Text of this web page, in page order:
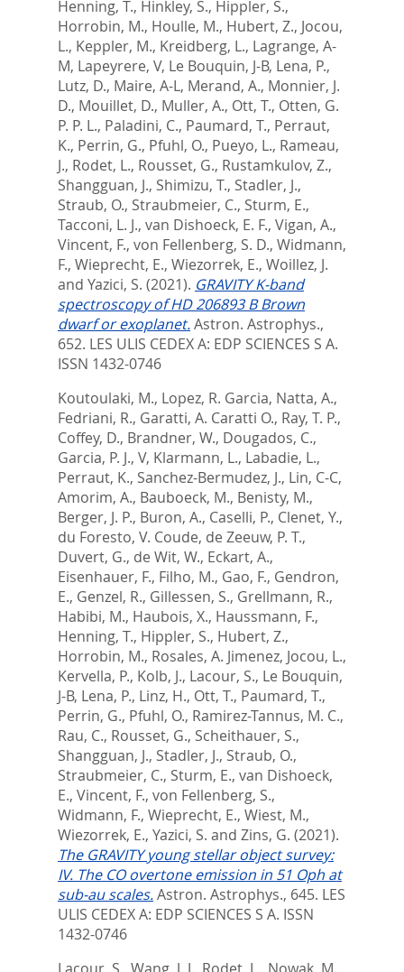
Henning, T., Hinkley, S., Hippler, S.,
Horrobin, M., Houlle, M., Hubert, Z., Jocou,
L., Keppler, M., Kreidberg, L., Lagrange, A-
M, Lapeyrere, V, Le Bouquin, J-B, Lena, P.,
Lutz, D., Maire, A-L, Merand, A., Monnier, J.
D., Mouillet, D., Muller, A., Ott, T., Otten, G.
P. P. L., Paladini, C., Paumard, T., Perraut,
K., Perrin, G., Pfuhl, O., Pueyo, L., Rameau,
J., Rodet, L., Rousset, G., Rustamkulov, Z.,
Shangguan, J., Shimizu, T., Stadler, J.,
Straub, O., Straubmeier, C., Sturm, E.,
Tacconi, L. J., van Dishoeck, E. F., Vigan, A.,
Vincent, F., von Fellenberg, S. D., Widmann,
F., Wieprecht, E., Wiezorrek, E., Woillez, J.
and Yazici, S. (2021). GRAVITY K-band
spectroscopy of HD 206893 B Brown
dwarf or exoplanet.Astron. Astrophys.,
652. LES ULIS CEDEX A: EDP SCIENCES S A.
ISSN 1432-0746
Koutoulaki, M., Lopez, R. Garcia, Natta, A.,
Fedriani, R., Garatti, A. Caratti O., Ray, T. P.,
Coffey, D., Brandner, W., Dougados, C.,
Garcia, P. J., V, Klarmann, L., Labadie, L.,
Perraut, K., Sanchez-Bermudez, J., Lin, C-C,
Amorim, A., Bauboeck, M., Benisty, M.,
Berger, J. P., Buron, A., Caselli, P., Clenet, Y.,
du Foresto, V. Coude, de Zeeuw, P. T.,
Duvert, G., de Wit, W., Eckart, A.,
Eisenhauer, F., Filho, M., Gao, F., Gendron,
E., Genzel, R., Gillessen, S., Grellmann, R.,
Habibi, M., Haubois, X., Haussmann, F.,
Henning, T., Hippler, S., Hubert, Z.,
Horrobin, M., Rosales, A. Jimenez, Jocou, L.,
Kervella, P., Kolb, J., Lacour, S., Le Bouquin,
J-B, Lena, P., Linz, H., Ott, T., Paumard, T.,
Perrin, G., Pfuhl, O., Ramirez-Tannus, M. C.,
Rau, C., Rousset, G., Scheithauer, S.,
Shangguan, J., Stadler, J., Straub, O.,
Straubmeier, C., Sturm, E., van Dishoeck,
E., Vincent, F., von Fellenberg, S.,
Widmann, F., Wieprecht, E., Wiest, M.,
Wiezorrek, E., Yazici, S. and Zins, G. (2021).
The GRAVITY young stellar object survey:
IV. The CO overtone emission in 51 Oph at
sub-au scales.Astron. Astrophys., 645. LES
ULIS CEDEX A: EDP SCIENCES S A. ISSN
1432-0746